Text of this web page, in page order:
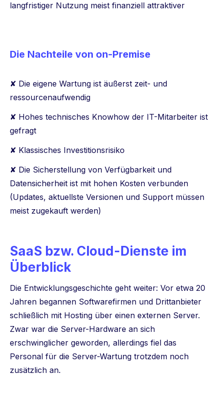
langfristiger Nutzung meist finanziell attraktiver
Die Nachteile von on-Premise
✘ Die eigene Wartung ist äußerst zeit- und
ressourcenaufwendig
✘ Hohes technisches Knowhow der IT-Mitarbeiter ist
gefragt
✘ Klassisches Investitionsrisiko
✘ Die Sicherstellung von Verfügbarkeit und
Datensicherheit ist mit hohen Kosten verbunden
(Updates, aktuellste Versionen und Support müssen
meist zugekauft werden)
SaaS bzw. Cloud-Dienste im
Überblick
Die Entwicklungsgeschichte geht weiter: Vor etwa 20
Jahren begannen Softwarefirmen und Drittanbieter
schließlich mit Hosting über einen externen Server.
Zwar war die Server-Hardware an sich
erschwinglicher geworden, allerdings fiel das
Personal für die Server-Wartung trotzdem noch
zusätzlich an.